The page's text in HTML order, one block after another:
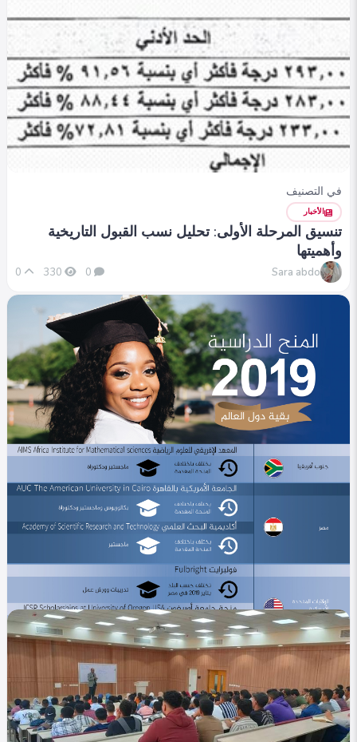
في التصنيف
الأخبار
تنسيق المرحلة الأولى: تحليل نسب القبول التاريخية
وأهميتها
Sara abdo
0
330